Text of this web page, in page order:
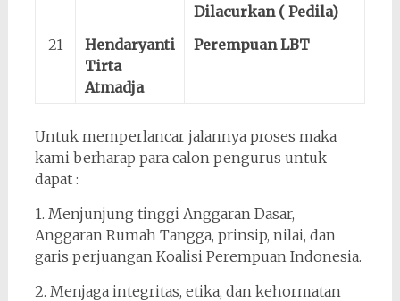
Dilacurkan ( Pedila)
21
Hendaryanti
Tirta
Atmadja
Perempuan LBT
Untuk memperlancar jalannya proses maka
kami berharap para calon pengurus untuk
dapat :
1. Menjunjung tinggi Anggaran Dasar,
Anggaran Rumah Tangga, prinsip, nilai, dan
garis perjuangan Koalisi Perempuan Indonesia.
2. Menjaga integritas, etika, dan kehormatan